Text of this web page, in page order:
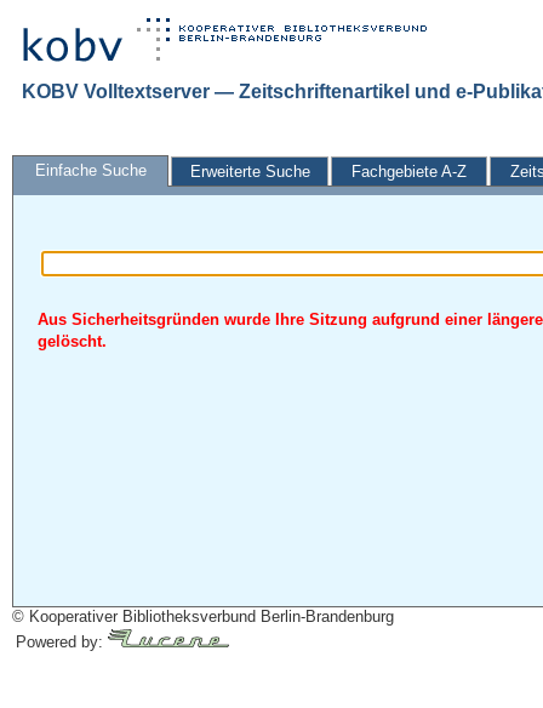
KOBV Volltextserver — Zeitschriftenartikel und e-
Einfache Suche Erweiterte Suche Fachgebiete A-Z
Aus Sicherheitsgründen wurde Ihre Sitzung aufgrund einer
gelöscht.
© Kooperativer Bibliotheksverbund Berlin-Brandenburg
Powered by: